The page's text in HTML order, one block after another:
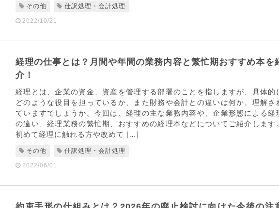
その他 仕訳処理・会計処理
2022/10/21
経理の仕事とは？月間や年間の業務内容と繁忙期おすすめ本を
介！
経理とは、企業の資金、資産を管理する部署のことを指しますが、具体的
どのような役目を担っているか、また財務や会計との違いは何か、理解さ
ていますでしょうか。今回は、経理の主な業務内容や、企業形態による経
の違い、経理業務の繁忙期、おすすめの経理本などについてご紹介します
初めて経理に触れる方や改めて […]
その他 仕訳処理・会計処理
2022/06/01